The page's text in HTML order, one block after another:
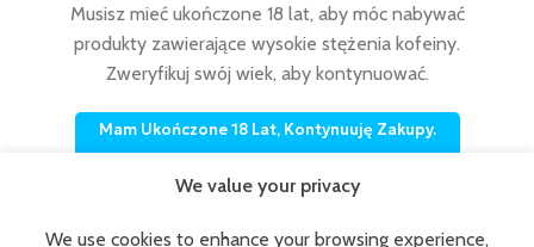
We value your privacy
We use cookies to enhance your browsing experience,
Musisz mieć ukończone 18 lat, aby móc nabywać
produkty zawierające wysokie stężenia kofeiny.
Zweryfikuj swój wiek, aby kontynuować.
Mam Ukończone 18 Lat, Kontynuuję Zakupy.
Nie Mam Ukończonych 18 Lat, Wychodzę Ze Sklepu.